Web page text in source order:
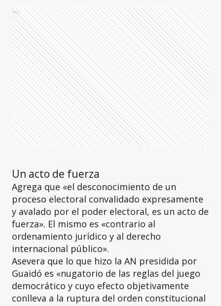
Ads
Un acto de fuerza
Agrega que «el desconocimiento de un
proceso electoral convalidado expresamente
y avalado por el poder electoral, es un acto de
fuerza». El mismo es «contrario al
ordenamiento jurídico y al derecho
internacional público».
Asevera que lo que hizo la AN presidida por
Guaidó es «nugatorio de las reglas del juego
democrático y cuyo efecto objetivamente
conlleva a la ruptura del orden constitucional